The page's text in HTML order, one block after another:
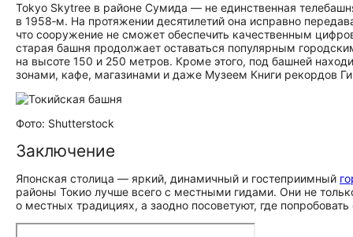
Tokyo Skytree в районе Сумида — не единственная
в 1958‑м. На протяжении десятилетий она исправно
что сооружение не сможет обеспечить качественным
старая башня продолжает оставаться популярным
на высоте 150 и 250 метров. Кроме этого, под башней
зонами, кафе, магазинами и даже Музеем Книги рекордов
Фото: Shutterstock
Заключение
Японская столица — яркий, динамичный и гостеприимный
районы Токио лучше всего с местными гидами. Они не
о местных традициях, а заодно посоветуют, где